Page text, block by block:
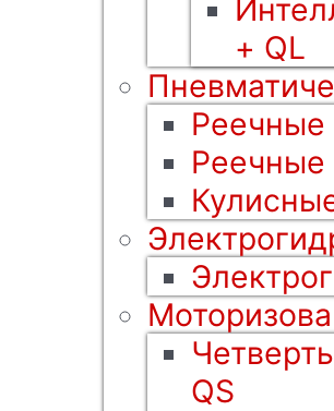
+ QL
Реечные
Реечные
QS